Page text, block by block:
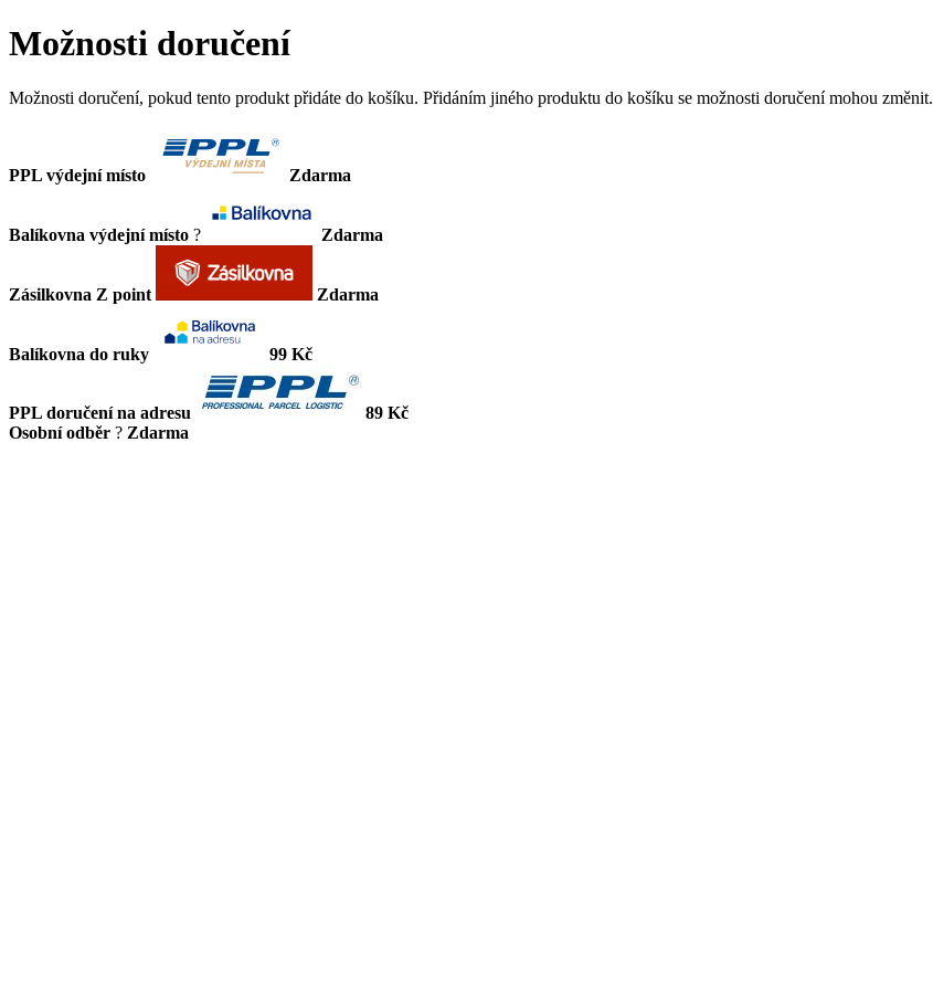
Možnosti doručení
Možnosti doručení, pokud tento produkt přidáte do košíku. Přidáním jiného produktu do košíku se možnosti doručení mohou změnit.
PPL výdejní místo Zdarma
Balíkovna výdejní místo ? Zdarma
Zásilkovna Z point Zdarma
Balíkovna do ruky 99 Kč
PPL doručení na adresu
89 Kč
Osobní odběr ? Zdarma